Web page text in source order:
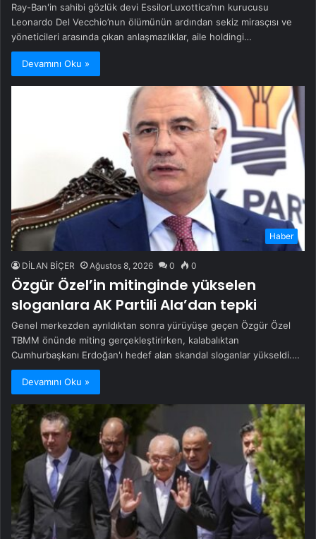
Ray-Ban'in sahibi gözlük devi EssilorLuxottica’nın kurucusu
Leonardo Del Vecchio’nun ölümünün ardından sekiz mirasçısı ve
yöneticileri arasında çıkan anlaşmazlıklar, aile holdingi…
Devamını Oku »
Haber
DİLAN BİÇER Ağustos 8, 2026 0 0
Özgür Özel’in mitinginde yükselen
sloganlara AK Partili Ala’dan tepki
Genel merkezden ayrıldıktan sonra yürüyüşe geçen Özgür Özel
TBMM önünde miting gerçekleştirirken, kalabalıktan
Cumhurbaşkanı Erdoğan'ı hedef alan skandal sloganlar yükseldi.…
Devamını Oku »